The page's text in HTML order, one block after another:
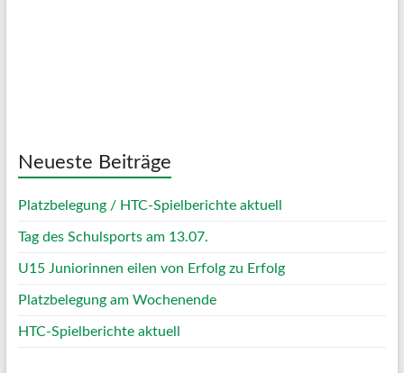
Neueste Beiträge
Platzbelegung / HTC-Spielberichte aktuell
Tag des Schulsports am 13.07.
U15 Juniorinnen eilen von Erfolg zu Erfolg
Platzbelegung am Wochenende
HTC-Spielberichte aktuell